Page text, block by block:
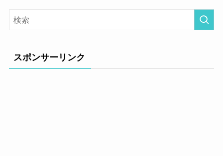
スポンサーリンク